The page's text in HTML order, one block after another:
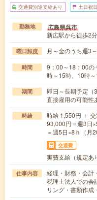
交通費別途支給あり 土日祝
勤務地 広島県呉市
新広駅から徒歩2分
曜日頻度 月～金のうち週3
時間
9：00～18：00の
時～15時、10時
期間
即日～長期予定（
直接雇用の可能性
時給
時給 1,550円 ＋
93,000円＝週3日
＝週5日×8ｈ（月
交通費
実費支給（規定あ
仕事内容
経理・財務・会計
税理士法人での会
リング・書類作